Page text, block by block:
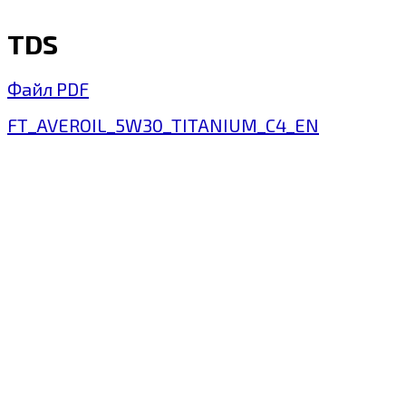
TDS
Файл PDF
FT_AVEROIL_5W30_TITANIUM_C4_EN